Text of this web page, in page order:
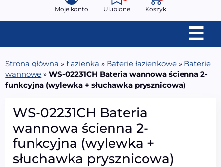
Moje konto Ulubione
Koszyk
☰
Strona główna »Łazienka » Baterie łazienkowe » Baterie
wannowe »WS-02231CH Bateria wannowa ścienna 2-
funkcyjna (wylewka + słuchawka prysznicowa)
WS-02231CH Bateria
wannowa ścienna 2-
funkcyjna (wylewka +
słuchawka prysznicowa)